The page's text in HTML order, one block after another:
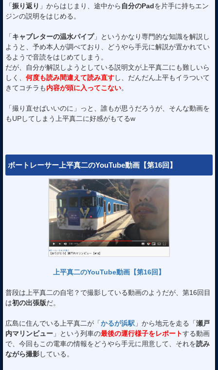
「振り返り 」からはじまり、途中から 自分のPadを片手に持ちエン
ジンの説明をはじめる。
「キャブレターの温水パイプ」というかなり専門的な知識を解説し
ようと、予め本人が調べており、どうやら手元に解説が置かれてい
るようで音読をはじめてしまう。
だが、自分が解説しようとしている説明文が上平真二にも難しいら
しく、 何度も読み間違えて読み直すし、だんだん上平もイラついて
きてコチラも内容が頭に入ってこない。
「撮り直せばいいのに」っと、誰もが思うだろうが、そんな動画を
もUPしてしまう上平真二に好感がもてるw
ボートレーサー上平真二のYouTube動画【第16回】
上平真二のYouTube動画【第16回】
普段は上平真二の自宅？で撮影している動画のようだが、第16回目
は初の出張版だ。
広島に住んでいる上平真二が「かるが浜駅 」から地元を走る「瀬戸
内マリンビュー 」という列車の最後の運行様子をレポートする動画
で、今回もこの電車の情報をどうやら手元に用意して、それを読み
ながら撮影している。